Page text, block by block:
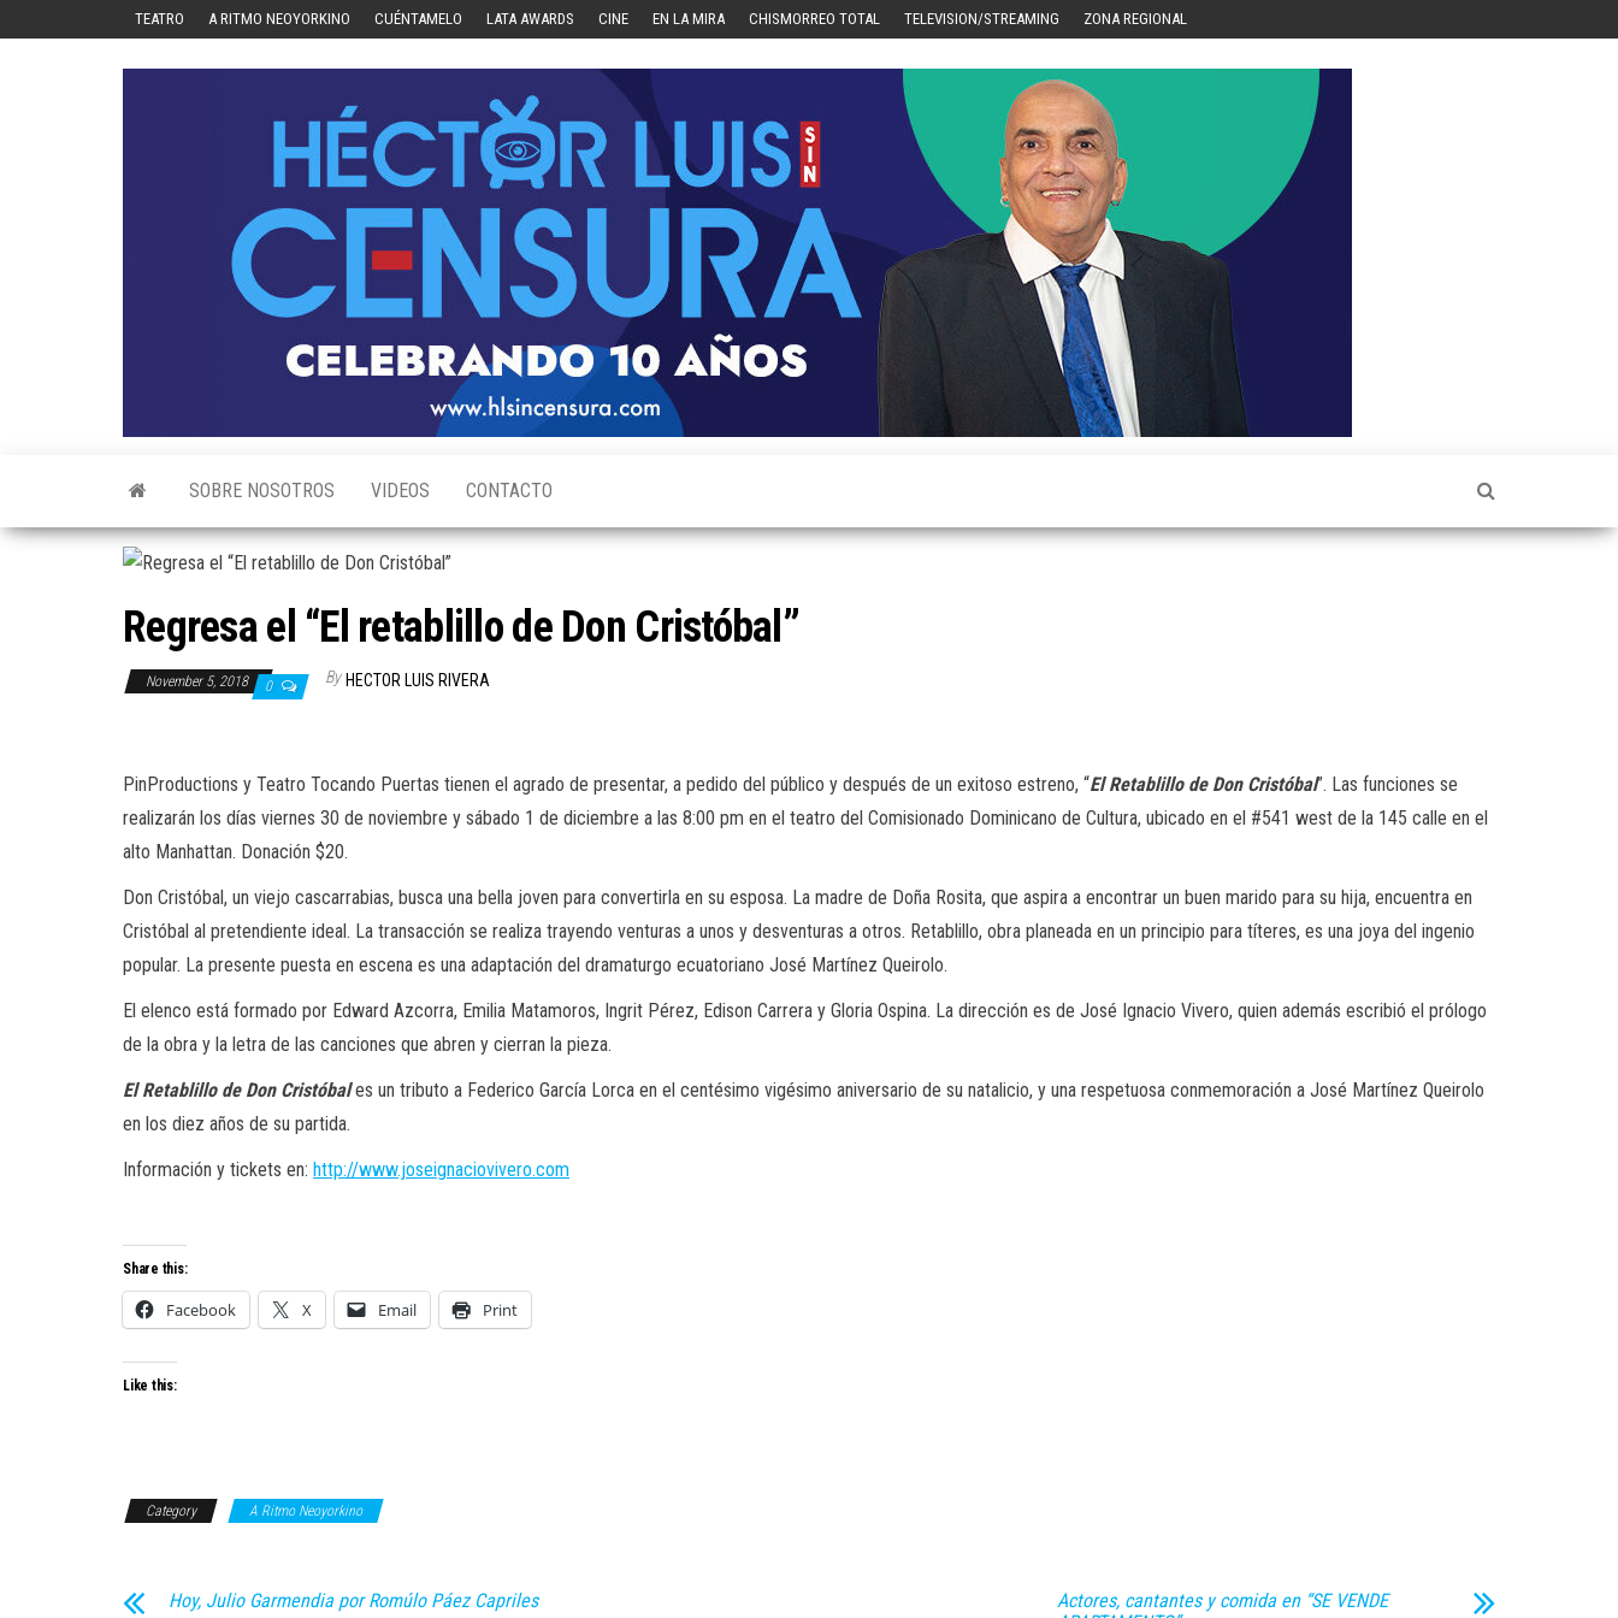
TEATRO A RITMO NEOYORKINO CUÉNTAMELO LATA AWARDS CINE EN LA MIRA CHISMORREO TOTAL TELEVISION/STREAMING ZONA REGIONAL
SOBRE NOSOTROS VIDEOS CONTACTO
Regresa el “El retablillo de Don Cristóbal”
November 5, 2018 0 By HECTOR LUIS RIVERA
PinProductions y Teatro Tocando Puertas tienen el agrado de presentar, a pedido del público y después de un exitoso estreno, “El Retablillo de Don Cristóbal”. Las funciones se
realizarán los días viernes 30 de noviembre y sábado 1 de diciembre a las 8:00 pm en el teatro del Comisionado Dominicano de Cultura, ubicado en el #541 west de la 145 calle en el
alto Manhattan. Donación $20.
Don Cristóbal, un viejo cascarrabias, busca una bella joven para convertirla en su esposa. La madre de Doña Rosita, que aspira a encontrar un buen marido para su hija, encuentra en
Cristóbal al pretendiente ideal. La transacción se realiza trayendo venturas a unos y desventuras a otros. Retablillo, obra planeada en un principio para títeres, es una joya del ingenio
popular. La presente puesta en escena es una adaptación del dramaturgo ecuatoriano José Martínez Queirolo.
El elenco está formado por Edward Azcorra, Emilia Matamoros, Ingrit Pérez, Edison Carrera y Gloria Ospina. La dirección es de José Ignacio Vivero, quien además escribió el prólogo
de la obra y la letra de las canciones que abren y cierran la pieza.
El Retablillo de Don Cristóbales un tributo a Federico García Lorca en el centésimo vigésimo aniversario de su natalicio, y una respetuosa conmemoración a José Martínez Queirolo
en los diez años de su partida.
Información y tickets en: http://www.joseignaciovivero.com
Share this:
Facebook X Email Print
Like this:
Category A Ritmo Neoyorkino
Hoy, Julio Garmendia por Romúlo Páez Capriles
Actores, cantantes y comida en “SE VENDE